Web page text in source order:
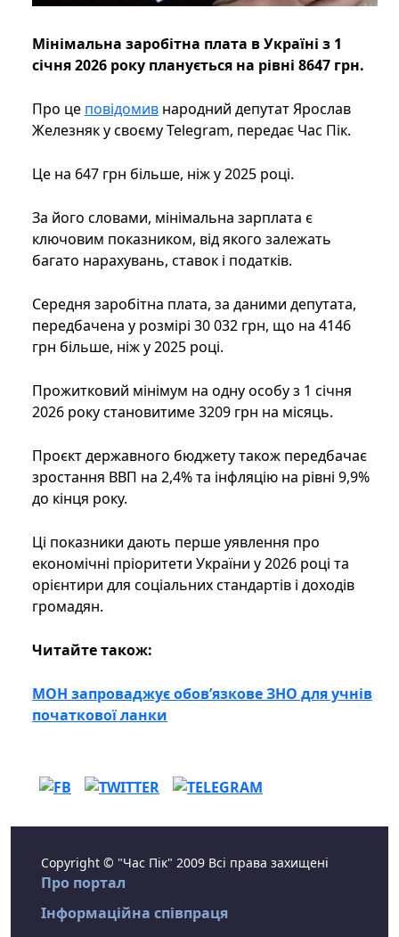
Мінімальна заробітна плата в Україні з 1
січня 2026 року планується на рівні 8647 грн.
Про це повідомив народний депутат Ярослав
Железняк у своєму Telegram, передає Час Пік.
Це на 647 грн більше, ніж у 2025 році.
За його словами, мінімальна зарплата є
ключовим показником, від якого залежать
багато нарахувань, ставок і податків.
Середня заробітна плата, за даними депутата,
передбачена у розмірі 30 032 грн, що на 4146
грн більше, ніж у 2025 році.
Прожитковий мінімум на одну особу з 1 січня
2026 року становитиме 3209 грн на місяць.
Проєкт державного бюджету також передбачає
зростання ВВП на 2,4% та інфляцію на рівні 9,9%
до кінця року.
Ці показники дають перше уявлення про
економічні пріоритети України у 2026 році та
орієнтири для соціальних стандартів і доходів
громадян.
Читайте також:
МОН запроваджує обов’язкове ЗНО для учнів
початкової ланки
Copyright © "Час Пік" 2009 Всі права захищені
Про портал
Інформаційна співпраця